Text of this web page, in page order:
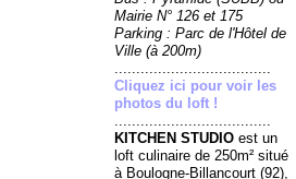
Mairie N° 126 et 175
Parking : Parc de l'Hôtel de
Ville (à 200m)
....................................
Cliquez ici pour voir les
photos du loft !
....................................
KITCHEN STUDIO est un
loft culinaire de 250m² situé
à Boulogne-Billancourt (92),